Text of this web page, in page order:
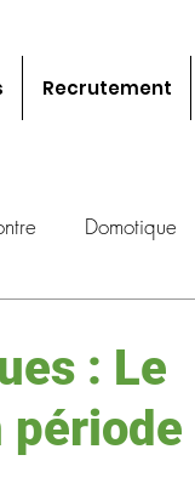
Recrutement
Domotique
: Le